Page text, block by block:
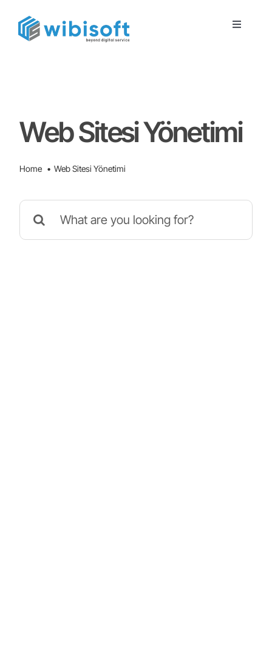
content
Toggle
Web Sitesi Yönetimi
Home Web Sitesi Yönetimi
Search
for: